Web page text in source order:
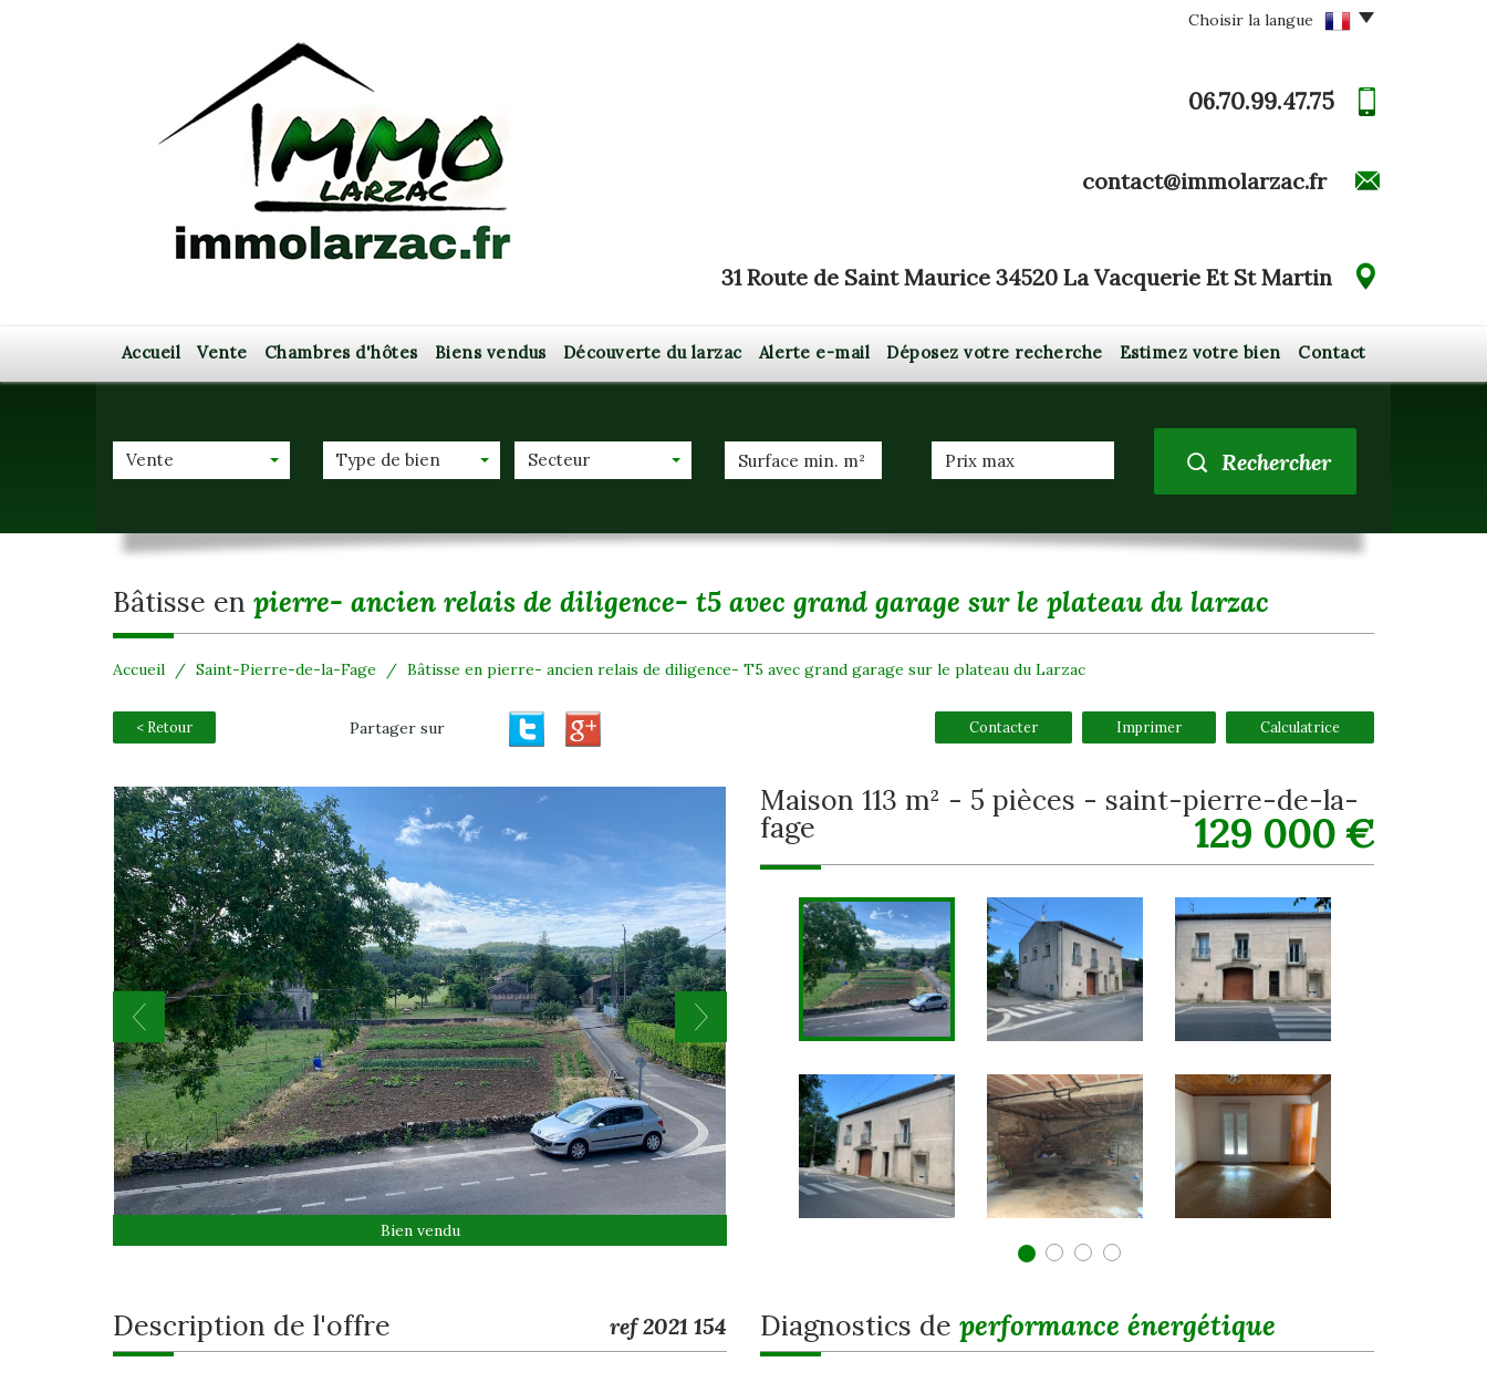
Choisir la langue
06.70.99.47.75
contact@immolarzac.fr
31 Route de Saint Maurice 34520 La Vacquerie Et St Martin
Accueil Vente Chambres d'hôtes Biens vendus Découverte du larzac Alerte e-mail Déposez votre recherche Estimez votre bien Contact
Vente Type de bien Secteur Rechercher
bâtisse en pierre- ancien relais de diligence- t5 avec grand garage sur le plateau du larzac
Accueil Saint-Pierre-de-la-Fage Bâtisse en pierre- ancien relais de diligence- T5 avec grand garage sur le plateau du Larzac
< Retour Partager sur Contacter Imprimer Calculatrice
Bien vendu
maison 113 m² - 5 pièces - saint-pierre-de-la-
fage 129 000 €
description de l'offre ref 2021 154 diagnostics de performance énergétique